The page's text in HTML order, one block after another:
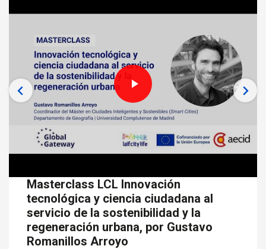
Masterclass LCL Innovación
tecnológica y ciencia ciudadana al
servicio de la sostenibilidad y la
regeneración urbana, por Gustavo
Romanillos Arroyo